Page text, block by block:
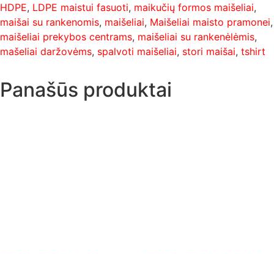
HDPE, LDPE maistui fasuoti, maikučių formos maišeliai,
maišai su rankenomis, maišeliai, Maišeliai maisto pramonei,
maišeliai prekybos centrams, maišeliai su rankenėlėmis,
mašeliai daržovėms, spalvoti maišeliai, stori maišai, tshirt
Panašūs produktai